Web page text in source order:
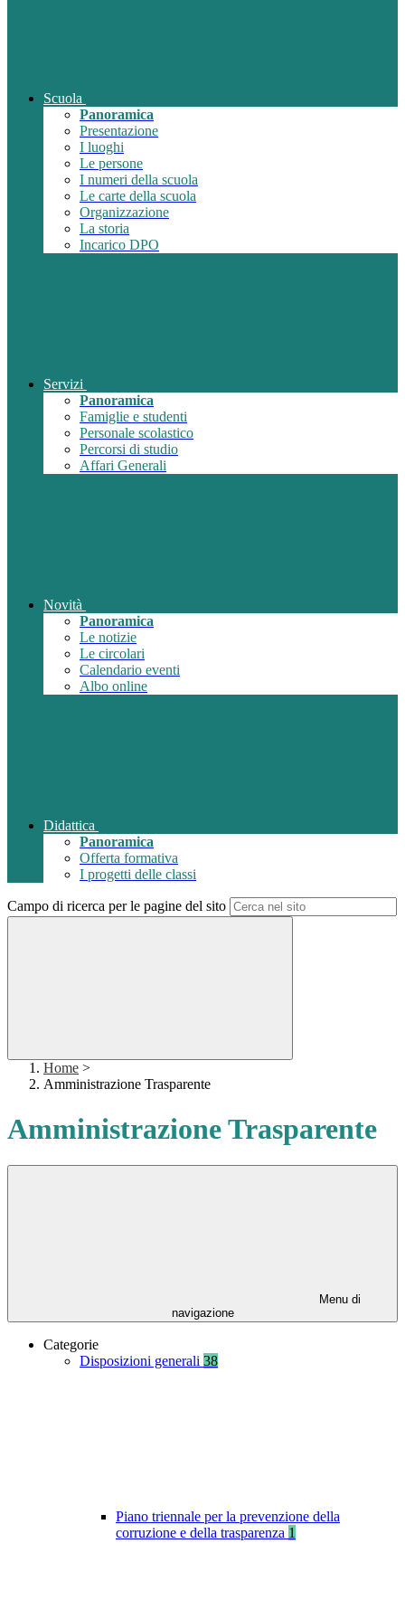
Scuola
Panoramica
Presentazione
I luoghi
Le persone
I numeri della scuola
Le carte della scuola
Organizzazione
La storia
Incarico DPO
Servizi
Panoramica
Famiglie e studenti
Personale scolastico
Percorsi di studio
Affari Generali
Novità
Panoramica
Le notizie
Le circolari
Calendario eventi
Albo online
Didattica
Panoramica
Offerta formativa
I progetti delle classi
Campo di ricerca per le pagine del sito
Home >
Amministrazione Trasparente
Amministrazione Trasparente
Menu di
navigazione
Categorie
Disposizioni generali 38
Piano triennale per la prevenzione della
corruzione e della trasparenza 1